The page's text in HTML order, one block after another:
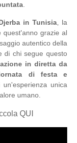
.
in Tunisia, la
quest'anno grazie al
autentico della
di chi segue questo
in diretta da
di festa e
unica
umano.
QUI